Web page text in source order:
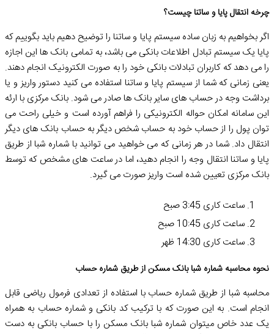
چرخه انتقال پایا و ساتنا چیست؟
اگر بخواهیم به زبان ساده سیستم پایا و ساتنا را توضیح دهیم باید بگوییم که
پایا یک سیستم تبادل اطلاعات بانکی می باشد، به تمامی بانک ها این اجازه
را می دهد که کاربران تبادلات بانکی خود را به صورت الکترونیک انجام دهند.
یعنی زمانی که شما از سیستم پایا و ساتنا استفاده می کنید دستور واریز و یا
برداشت وجه در حساب های سایر بانک ها صادر می شود. بانک مرکزی با ارئه
این سامانه امکان حواله الکترونیکی را فراهم آورده است و خیلی راحت می
توان پول را از حساب خود به حساب شخص دیگر به حساب بانک های دیگر
انتقال داد. شما در هر زمانی که می خواهید می توانید با شماره شبا از طریق
پایا و ساتنا انتقال وجه را انجام دهید، اما در ساعت های مشخص که توسط
بانک مرکزی تعیین شده است واریز صورت می گیرد.
ساعت کاری 3:45 صبح
ساعت کاری 10:45 صبح
ساعت کاری 14:30 ظهر
نحوه محاسبه شماره شبا بانک مسکن از طریق شماره حساب
محاسبه شبا از طریق شماره حساب با استفاده از تعدادی فرمول ریاضی قابل
انجام است. به این صورت که با ترکیب کد بانکی و شماره حساب به همراه
یک عدد خاص میتوان شماره شبا بانک مسکن را با حساب بانکی به دست